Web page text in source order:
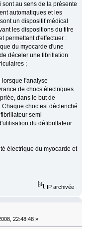
au sens de la présente
automatiques et les
un dispositif médical
les dispositions du titre
permettant d'effectuer :
du myocarde d'une
déceler une fibrillation
;
lorsque l'analyse
de chocs électriques
dans le but de
choc est déclenché
semi-
du défibrillateur
électrique du myocarde et
IP archivée
22:48:48 »